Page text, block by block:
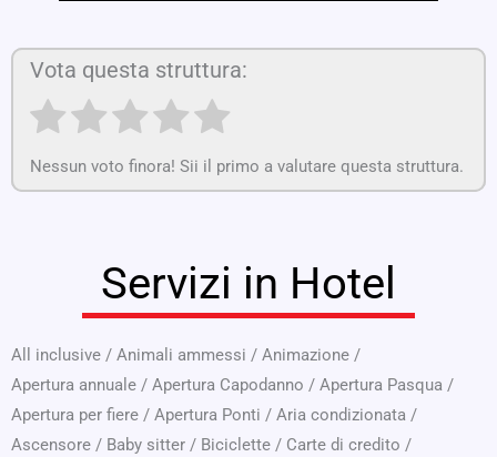
Vota questa struttura:
Nessun voto finora! Sii il primo a valutare questa struttura.
Servizi in Hotel
All inclusive / Animali ammessi / Animazione /
Apertura annuale / Apertura Capodanno / Apertura Pasqua /
Apertura per fiere / Apertura Ponti / Aria condizionata /
Ascensore / Baby sitter / Biciclette / Carte di credito /